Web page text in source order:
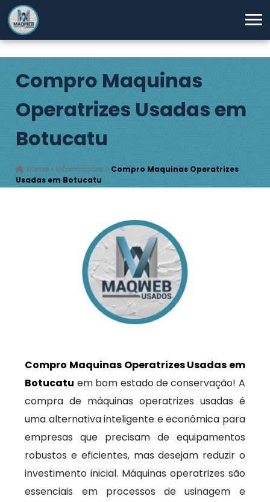
Compro Maquinas
Operatrizes Usadas em
Botucatu
Home » Informações » Compro Maquinas Operatrizes
Usadas em Botucatu
Compro Maquinas Operatrizes Usadas em
Botucatu em bom estado de conservação! A
compra de máquinas operatrizes usadas é
uma alternativa inteligente e econômica para
empresas que precisam de equipamentos
robustos e eficientes, mas desejam reduzir o
investimento inicial. Máquinas operatrizes são
essenciais em processos de usinagem e